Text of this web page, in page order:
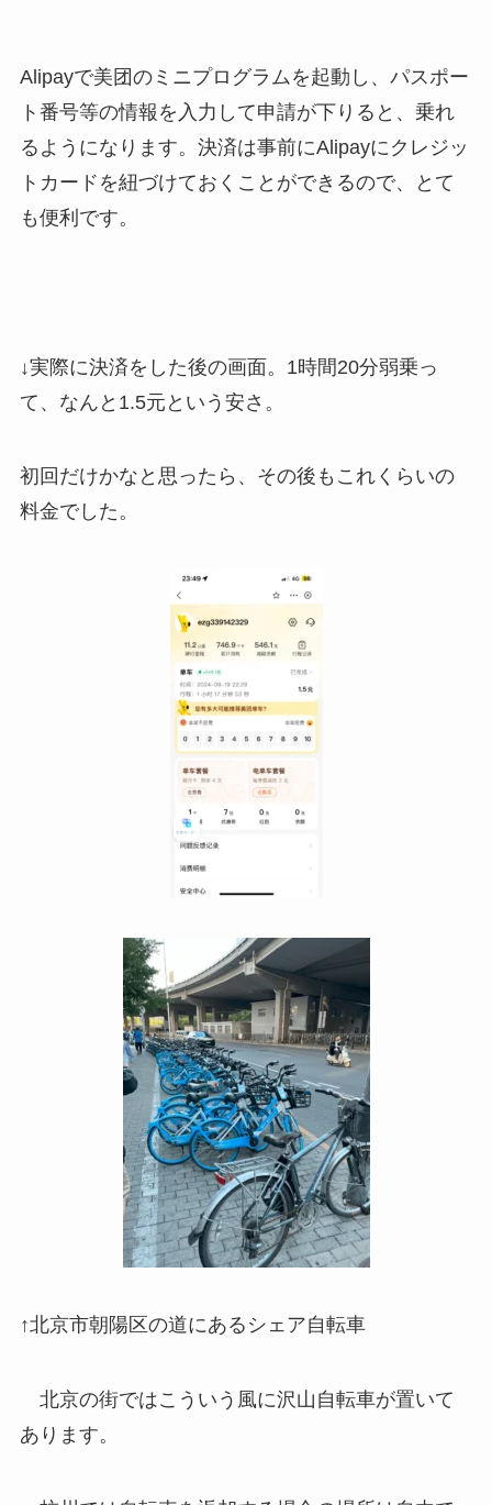
Alipayで美团のミニプログラムを起動し、パスポー
ト番号等の情報を入力して申請が下りると、乗れ
るようになります。決済は事前にAlipayにクレジッ
トカードを紐づけておくことができるので、とて
も便利です。
↓実際に決済をした後の画面。1時間20分弱乗っ
て、なんと1.5元という安さ。
初回だけかなと思ったら、その後もこれくらいの
料金でした。
↑北京市朝陽区の道にあるシェア自転車
北京の街ではこういう風に沢山自転車が置いて
あります。